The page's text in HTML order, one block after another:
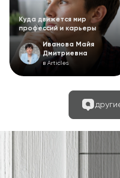
Куда движется мир
профессий и карьеры
Иванова Майя
Дмитриевна
в Articles